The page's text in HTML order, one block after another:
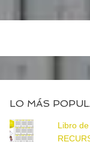
LO MÁS
Libro